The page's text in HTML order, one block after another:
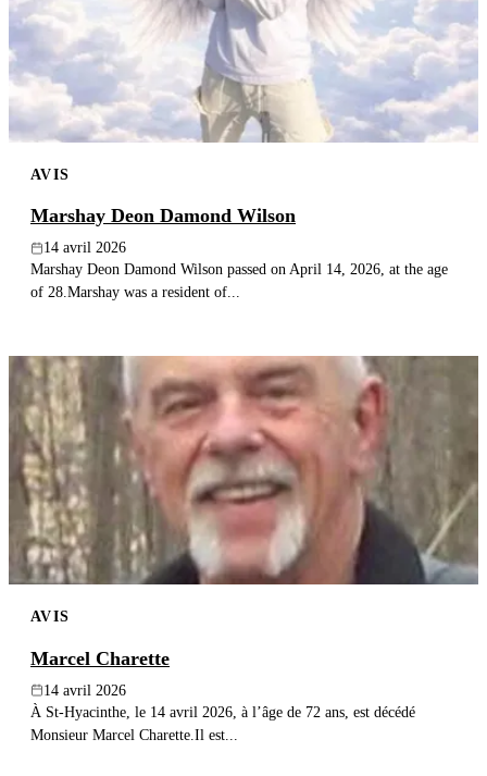
AVIS
Marshay Deon Damond Wilson
14 avril 2026
Marshay Deon Damond Wilson passed on April 14, 2026, at the age
of 28.Marshay was a resident of...
AVIS
Marcel Charette
14 avril 2026
À St-Hyacinthe, le 14 avril 2026, à l’âge de 72 ans, est décédé
Monsieur Marcel Charette.Il est...